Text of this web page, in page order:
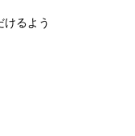
けるよう